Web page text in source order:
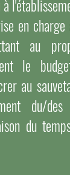
en
au
le
au
du/des
du